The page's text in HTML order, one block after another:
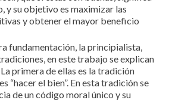
y su objetivo es maximizar las
y obtener el mayor beneficio
fundamentación, la principialista,
en este trabajo se explican
primera de ellas es la tradición
“hacer el bien”. En esta tradición se
de un código moral único y su